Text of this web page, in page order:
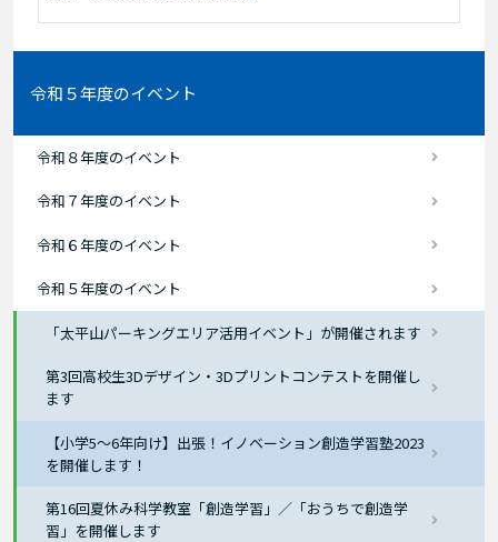
令和５年度のイベント
令和８年度のイベント
令和７年度のイベント
令和６年度のイベント
令和５年度のイベント
「太平山パーキングエリア活用イベント」が開催されます
第3回高校生3Dデザイン・3Dプリントコンテストを開催し
ます
【小学5～6年向け】出張！イノベーション創造学習塾2023
を開催します！
第16回夏休み科学教室「創造学習」／「おうちで創造学
習」を開催します